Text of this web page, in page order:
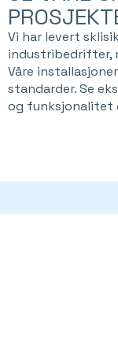
Vi har levert
industribedrifter,
Våre
standarder. Se
og funksjonalitet